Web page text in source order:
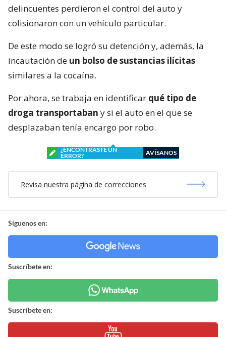
delincuentes perdieron el control del auto y
colisionaron con un vehículo particular.
De este modo se logró su detención y, además, la
incautación de un bolso de sustancias ilícitas
similares a la cocaína.
Por ahora, se trabaja en identificar qué tipo de
droga transportaban y si el auto en el que se
desplazaban tenía encargo por robo.
¿ENCONTRASTE UN
ERROR?
AVÍSANOS
Revisa nuestra página de correcciones
Síguenos en:
Suscríbete en:
Suscríbete en: